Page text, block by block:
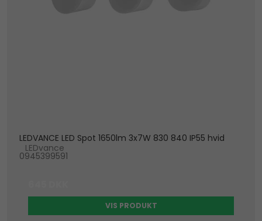
LEDVANCE LED Spot 1650lm 3x7W 830 840 IP55 hvid
LEDvance
0945399591
VIS PRODUKT